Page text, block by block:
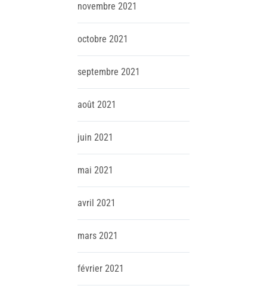
novembre 2021
octobre 2021
septembre 2021
août 2021
juin 2021
mai 2021
avril 2021
mars 2021
février 2021